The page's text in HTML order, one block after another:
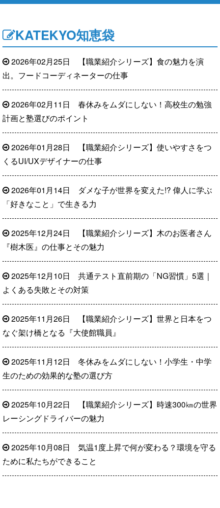
KATEKYO知恵袋
2026年02月25日 【職業紹介シリーズ】食の魅力を演
出。フードコーディネーターの仕事
2026年02月11日 春休みをムダにしない！高校生の勉強
計画と塾選びのポイント
2026年01月28日 【職業紹介シリーズ】使いやすさをつ
くるUI/UXデザイナーの仕事
2026年01月14日 ダメな子が世界を変えた!? 偉人に学ぶ
「好きなこと」で生きる力
2025年12月24日 【職業紹介シリーズ】木のお医者さん
『樹木医』の仕事とその魅力
2025年12月10日 共通テスト直前期の「NG習慣」5選｜
よくある失敗とその対策
2025年11月26日 【職業紹介シリーズ】世界と日本をつ
なぐ架け橋となる『大使館職員』
2025年11月12日 冬休みをムダにしない！小学生・中学
生のための効果的な塾の選び方
2025年10月22日 【職業紹介シリーズ】時速300㎞の世界
レーシングドライバーの魅力
2025年10月08日 気温1度上昇で何が変わる？環境を守る
ために私たちができること